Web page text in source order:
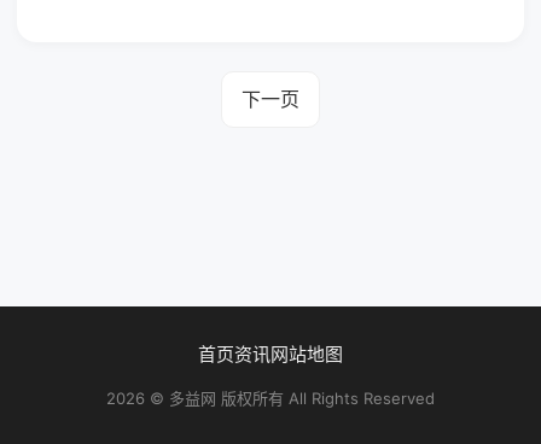
下一页
首页资讯网站地图
2026 © 多益网 版权所有 All Rights Reserved